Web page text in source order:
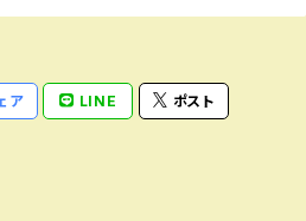
ア LINE ポスト